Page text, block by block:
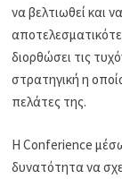
να βελτιωθεί και
διορθώσει τις
στρατηγική η
πελάτες της.
Η Conferience
δυνατότητα να